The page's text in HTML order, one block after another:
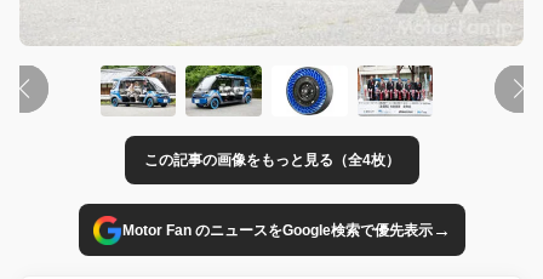
この記事の画像をもっと見る（全4枚）
Motor Fan のニュースをGoogle検索で優先表示→